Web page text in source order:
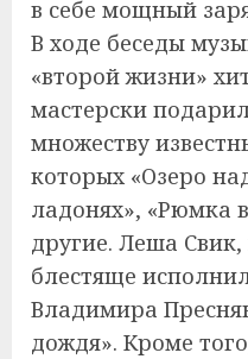
в себе мощный
В ходе беседы
«второй жизни»
мастерски
множеству
которых «Озеро
ладонях», «Рюмка
другие. Леша
блестяще
Владимира
дождя». Кроме